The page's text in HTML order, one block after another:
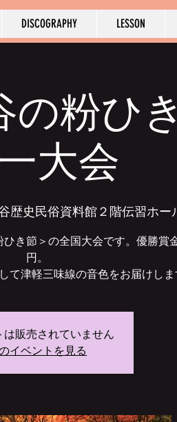
​福居一大
DISCOGRAPHY LESSON
粉ひ
大会
歴史民俗資料館２階伝習ホー
き節＞の全国大会です。優勝賞
円。
て津軽三味線の音色をお届けしま
は販売されていません
イベントを見る